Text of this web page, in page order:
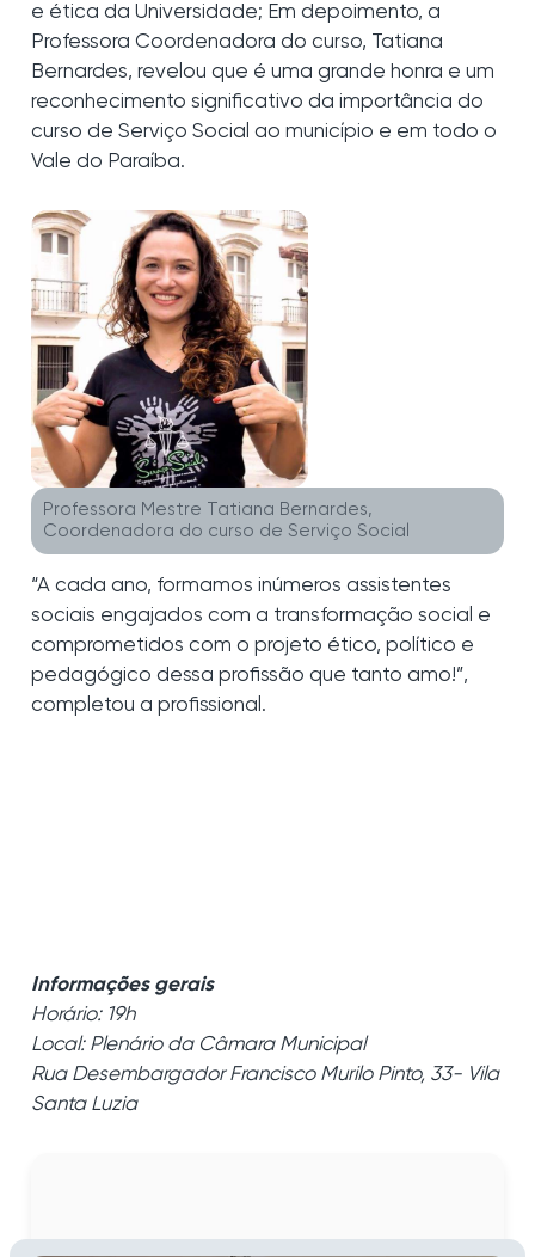
e ética da Universidade; Em depoimento, a
Professora Coordenadora do curso, Tatiana
Bernardes, revelou que é uma grande honra e um
reconhecimento significativo da importância do
curso de Serviço Social ao município e em todo o
Vale do Paraíba.
Professora Mestre Tatiana Bernardes,
Coordenadora do curso de Serviço Social
“A cada ano, formamos inúmeros assistentes
sociais engajados com a transformação social e
comprometidos com o projeto ético, político e
pedagógico dessa profissão que tanto amo!”,
completou a profissional.
Informações gerais
Horário: 19h
Local: Plenário da Câmara Municipal
Rua Desembargador Francisco Murilo Pinto, 33- Vila
Santa Luzia